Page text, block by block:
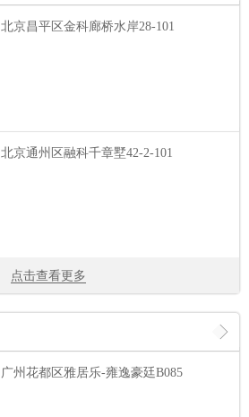
北京昌平区金科廊桥水岸28-101
北京通州区融科千章墅42-2-101
点击查看更多
广州花都区雅居乐-雍逸豪廷B085